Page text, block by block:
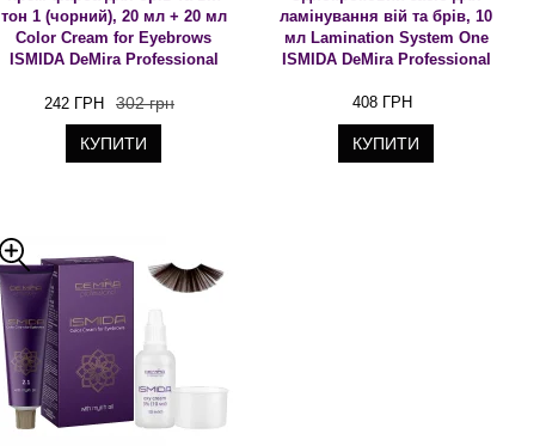
тон 1 (чорний), 20 мл + 20 мл
Color Cream for Eyebrows
ISMIDA DeMira Professional
242 ГРН 302 грн
КУПИТИ
ламінування вій та брів, 10
мл Lamination System One
ISMIDA DeMira Professional
408 ГРН
КУПИТИ